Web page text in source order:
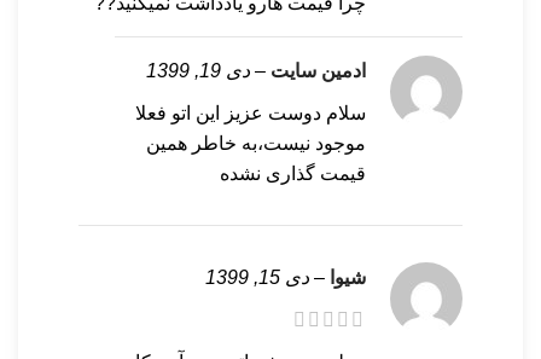
ادمین سایت – دی 19, 1399
سلام دوست عزیز این اتو فعلا
موجود نیست،به خاطر همین
قیمت گذاری نشده
شیوا – دی 15, 1399